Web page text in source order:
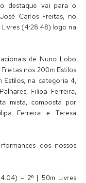
o destaque vai para o
Carlos Freitas, no
(4:28.48) logo na
de Nuno Lobo
nos 200m Estilos
Estilos, na categoria 4,
Filipa Ferreira,
mista, composta por
Ferreira e Teresa
dos nossos
– 2º | 50m Livres